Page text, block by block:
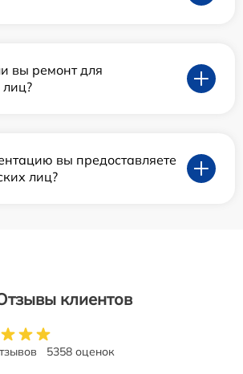
вы ремонт для
вы предоставляете
лиц?
клиентов
5358 оценок